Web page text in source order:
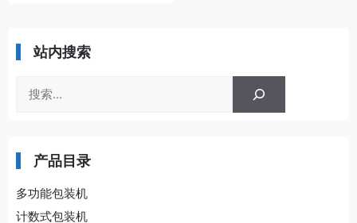
站内搜索
产品目录
多功能包装机
计数式包装机